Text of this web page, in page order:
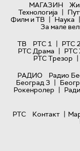
МАГАЗИН
Технологијa |
Филм и ТВ | Наука |
За мале
ТВ
РТС 1 | РТС
РТС Драма | РТС
РТС Трезор |
РАДИО
Радио
Београд 3 |
Рокенролер |
РТС
Контакт |